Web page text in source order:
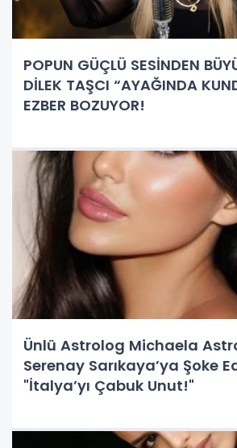
POPUN GÜÇLÜ SESİNDEN
DİLEK TAŞCI “AYAĞINDA
EZBER BOZUYOR!
Ünlü Astrolog Michaela
Serenay Sarıkaya’ya Şoke
"İtalya’yı Çabuk Unut!"